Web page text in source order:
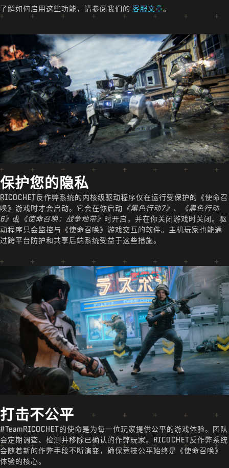
了解如何启用这些功能，请参阅我们的 客服文章。
保护您的隐私
RICOCHET反作弊系统的内核级驱动程序仅在运行受保护的《使命召
唤》游戏时才会启动。它会在你启动 《黑色行动7》 、
《黑色行动
6》 或 《使命召唤：战争地带》 时开启，并在你关闭游戏时关闭。驱
动程序只会监控与《使命召唤》游戏交互的软件。主机玩家也能通
过跨平台防护和共享后端系统受益于这些措施。
打击不公平
#TeamRICOCHET的使命是为每一位玩家提供公平的游戏体验。团队
会定期调查、检测并移除已确认的作弊玩家。RICOCHET反作弊系统
会随着新的作弊手段不断演变，确保竞技公平始终是《使命召唤》
体验的核心。